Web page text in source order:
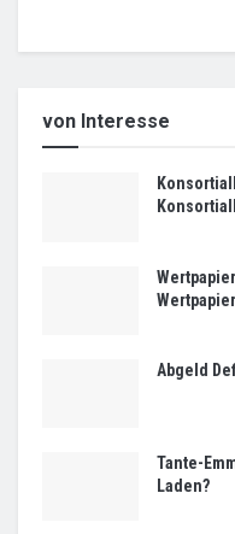
von Interesse
Abgeld
Tante-
Laden?